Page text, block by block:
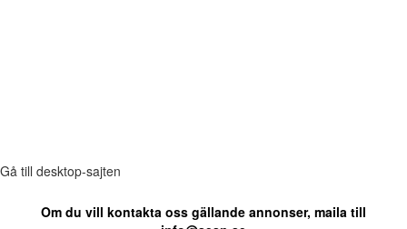
Gå till desktop-sajten
Om du vill kontakta oss gällande annonser, maila till